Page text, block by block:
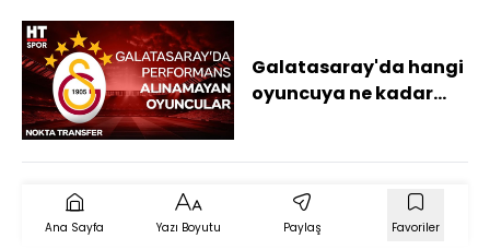
Galatasaray'da hangi
oyuncuya ne kadar
Ana Sayfa Yazı Boyutu Paylaş Favoriler